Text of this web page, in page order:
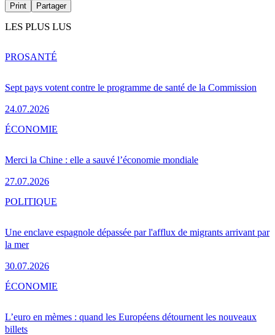
Print Partager
LES PLUS LUS
Sept pays votent contre le programme de santé de la Commission
24.07.2026
PROSANTÉ
Merci la Chine : elle a sauvé l’économie mondiale
27.07.2026
ÉCONOMIE
Une enclave espagnole dépassée par l'afflux de migrants arrivant par
la mer
30.07.2026
POLITIQUE
L’euro en mèmes : quand les Européens détournent les nouveaux
billets
ÉCONOMIE